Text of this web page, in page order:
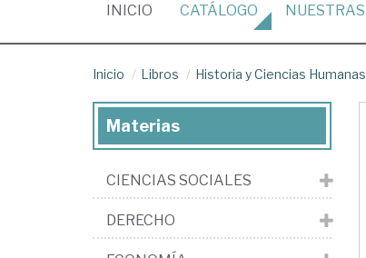
INICIO (CURRENT)
CATÁLOGO NUESTRAS
Inicio Libros Historia y Ciencias Humanas
Materias
CIENCIAS SOCIALES
DERECHO